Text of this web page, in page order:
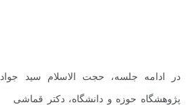
در ادامه جلسه، حجت الاسلام سید
پژوهشگاه حوزه و دانشگاه، دکتر